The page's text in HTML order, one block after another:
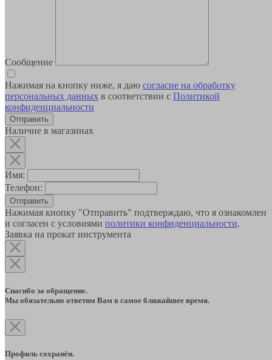
Сообщение
Нажимая на кнопку ниже, я даю согласие на обработку
персональных данных в соответствии с Политикой
конфиденциальности
Наличие в магазинах
Имя:
Телефон:
Отправить
Нажимая кнопку "Отправить" подтверждаю, что я ознакомлен
и согласен с условиями политики конфиденциальности.
Заявка на прокат инструмента
Спасибо за обращение.
Мы обязательно ответим Вам в самое ближайшее время.
Профиль сохранён.